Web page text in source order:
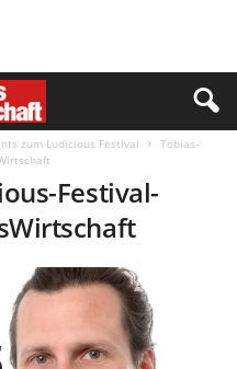
zum Ludicious Festival
Tobias-
Festival-